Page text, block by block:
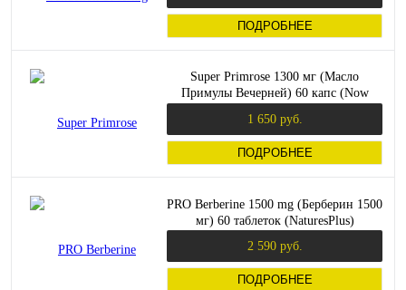
ПОДРОБНЕЕ
Super Primrose 1300 мг (Масло
Примулы Вечерней) 60 капс (Now
1 650 руб.
ПОДРОБНЕЕ
PRO Berberine 1500 mg (Берберин 1500
мг) 60 таблеток (NaturesPlus)
2 590 руб.
ПОДРОБНЕЕ